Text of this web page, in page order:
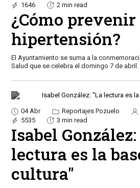
1646
2 min read
¿Cómo
hipertensión?
El Ayuntamiento se suma a la
Salud que se celebra el domingo 7 de abril.
04 Abr Reportajes Pozuelo
5535
3 min read
Isabel
lectura es la
cultura"